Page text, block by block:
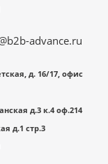
advance.ru
д. 16/17, офис
д.3 к.4 оф.214
д.1 стр.3